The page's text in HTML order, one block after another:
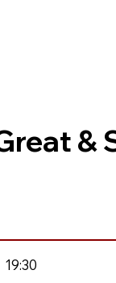
&
19:30